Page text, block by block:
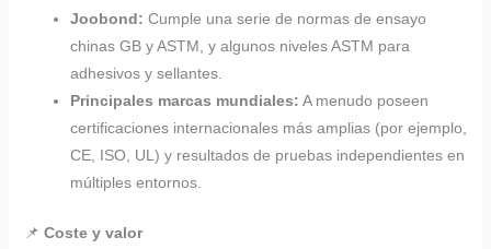
Joobond: Cumple una serie de normas de ensayo
chinas GB y ASTM, y algunos niveles ASTM para
adhesivos y sellantes.
Principales marcas mundiales: A menudo poseen
certificaciones internacionales más amplias (por ejemplo,
CE, ISO, UL) y resultados de pruebas independientes en
múltiples entornos.
📌 Coste y valor